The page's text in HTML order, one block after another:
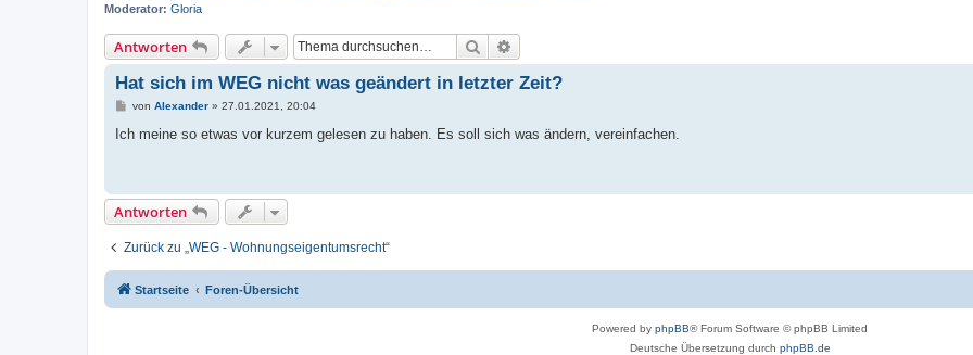
Moderator: Gloria
Antworten Suche
Hat sich im WEG nicht was geändert in letzter Zeit?
B
i
von Alexander» 27.01.2021, 20:04
Ich meine so etwas vor kurzem gelesen zu haben. Es soll sich was ändern, vereinfachen.
Antworten
Zurück zu „WEG - Wohnungseigentumsrecht“
Startseite Foren-Übersicht
Powered by phpBB® Forum Software © phpBB Limited
Deutsche Übersetzung durch phpBB.de